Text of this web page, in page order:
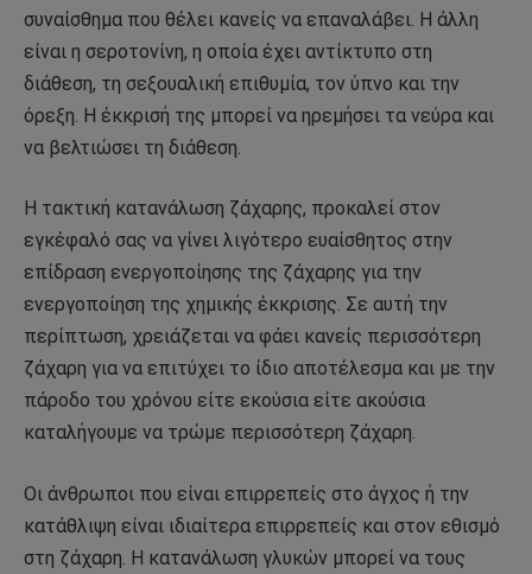
συναίσθημα που θέλει κανείς να επαναλάβει. Η άλλη
είναι η σεροτονίνη, η οποία έχει αντίκτυπο στη
διάθεση, τη σεξουαλική επιθυμία, τον ύπνο και την
όρεξη. Η έκκρισή της μπορεί να ηρεμήσει τα νεύρα και
να βελτιώσει τη διάθεση.
Η τακτική κατανάλωση ζάχαρης, προκαλεί στον
εγκέφαλό σας να γίνει λιγότερο ευαίσθητος στην
επίδραση ενεργοποίησης της ζάχαρης για την
ενεργοποίηση της χημικής έκκρισης. Σε αυτή την
περίπτωση, χρειάζεται να φάει κανείς περισσότερη
ζάχαρη για να επιτύχει το ίδιο αποτέλεσμα και με την
πάροδο του χρόνου είτε εκούσια είτε ακούσια
καταλήγουμε να τρώμε περισσότερη ζάχαρη.
Οι άνθρωποι που είναι επιρρεπείς στο άγχος ή την
κατάθλιψη είναι ιδιαίτερα επιρρεπείς και στον εθισμό
στη ζάχαρη. Η κατανάλωση γλυκών μπορεί να τους